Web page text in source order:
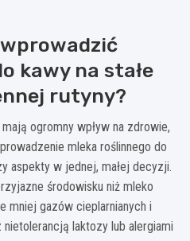
kawy na stałe
rutyny?
ogromny wpływ na zdrowie,
mleka roślinnego do
aspekty w jednej, małej decyzji.
środowisku niż mleko
mniej gazów cieplarnianych i
laktozy lub alergiami